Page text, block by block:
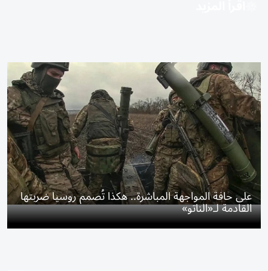
على حافة المواجهة المباشرة.. هكذا تُصمم روسيا ضربتها
القادمة لـ«الناتو»